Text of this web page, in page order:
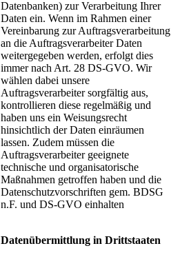
Datenbanken) zur Verarbeitung Ihrer
Daten ein. Wenn im Rahmen einer
Vereinbarung zur Auftragsverarbeitung
an die Auftragsverarbeiter Daten
weitergegeben werden, erfolgt dies
immer nach Art. 28 DS-GVO. Wir
wählen dabei unsere
Auftragsverarbeiter sorgfältig aus,
kontrollieren diese regelmäßig und
haben uns ein Weisungsrecht
hinsichtlich der Daten einräumen
lassen. Zudem müssen die
Auftragsverarbeiter geeignete
technische und organisatorische
Maßnahmen getroffen haben und die
Datenschutzvorschriften gem. BDSG
n.F. und DS-GVO einhalten
Datenübermittlung in Drittstaaten